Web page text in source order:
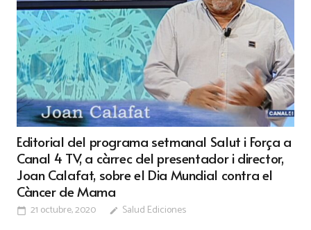
Editorial del programa setmanal Salut i Força a
Canal 4 TV, a càrrec del presentador i director,
Joan Calafat, sobre el Dia Mundial contra el
Càncer de Mama
calendar_today 21 octubre, 2020 edit Salud Ediciones